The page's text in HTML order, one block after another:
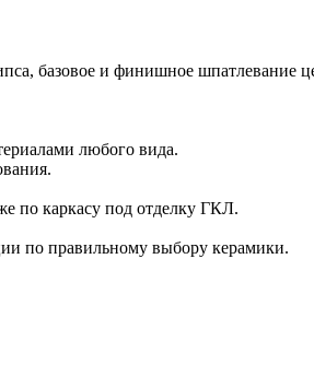
базовое и финишное шпатлевание
любого вида.
по каркасу под отделку ГКЛ.
по правильному выбору керамики.